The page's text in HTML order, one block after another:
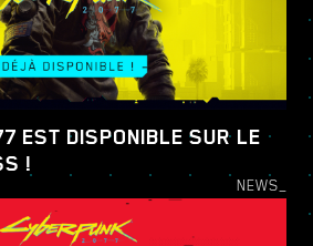
EST DISPONIBLE SUR LE
!
NEWS_